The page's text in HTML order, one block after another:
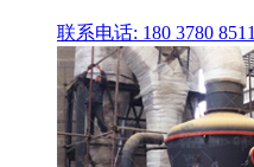
联系电话: 180 3780 8511